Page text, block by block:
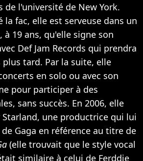
de l'université de New York.
fac, elle est serveuse dans un
à 19 ans, qu'elle signe son
Def Jam Records qui prendra
tard. Par la suite, elle
en solo ou avec son
pour participer à des
sans succès. En 2006, elle
une productrice qui lui
Gaga en référence au titre de
(elle trouvait que le style vocal
similaire à celui de Ferddie